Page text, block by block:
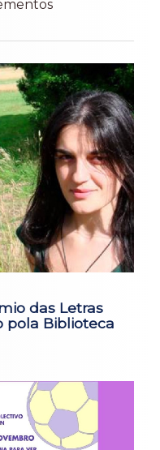
das Letras
pola Biblioteca